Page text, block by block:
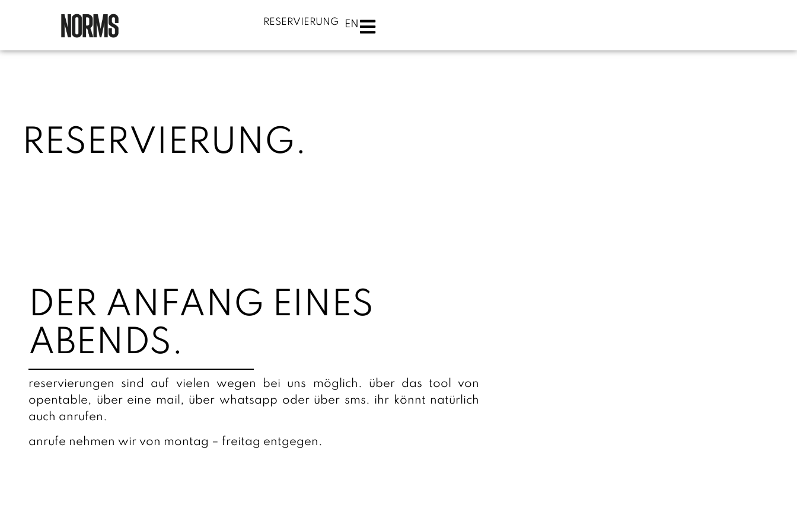
RESERVIERUNG EN
RESERVIERUNG.
DER ANFANG EINES
ABENDS.
reservierungen sind auf vielen wegen bei uns möglich. über das tool von
opentable, über eine mail, über whatsapp oder über sms. ihr könnt natürlich
auch anrufen.
anrufe nehmen wir von montag – freitag entgegen.